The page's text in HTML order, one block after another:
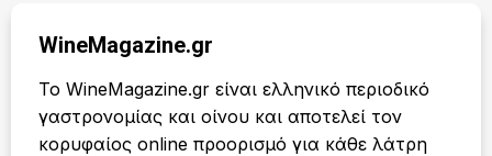
WineMagazine.gr
Το WineMagazine.gr είναι ελληνικό περιοδικό
γαστρονομίας και οίνου και αποτελεί τον
κορυφαίος online προορισμό για κάθε λάτρη